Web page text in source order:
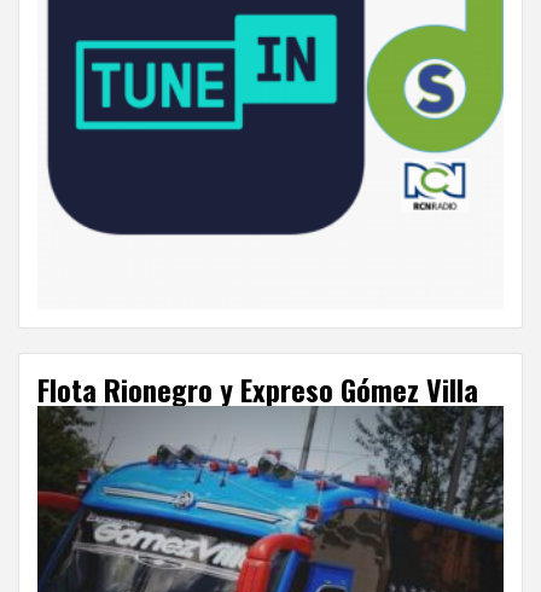
Flota Rionegro y Expreso Gómez Villa